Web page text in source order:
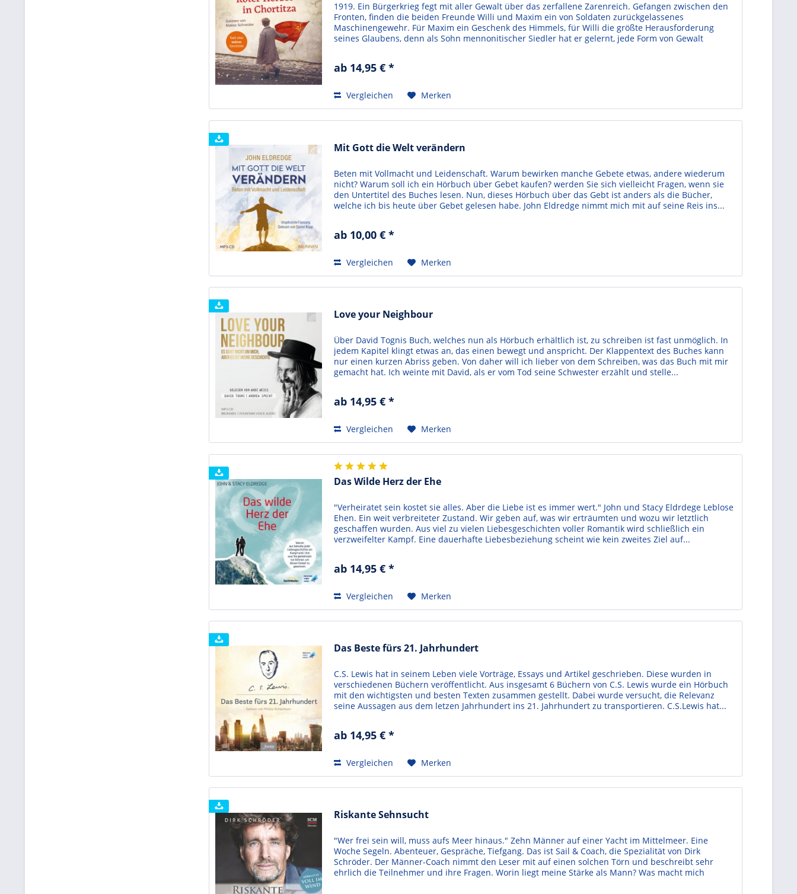
1919. Ein Bürgerkrieg fegt mit aller Gewalt über das zerfallene Zarenreich. Gefangen zwischen den
Fronten, finden die beiden Freunde Willi und Maxim ein von Soldaten zurückgelassenes
Maschinengewehr. Für Maxim ein Geschenk des Himmels, für Willi die größte Herausforderung
seines Glaubens, denn als Sohn mennonitischer Siedler hat er gelernt, jede Form von Gewalt
ab 14,95 € *
Vergleichen Merken
Mit Gott die Welt verändern
Beten mit Vollmacht und Leidenschaft. Warum bewirken manche Gebete etwas, andere wiederum
nicht? Warum soll ich ein Hörbuch über Gebet kaufen? werden Sie sich vielleicht Fragen, wenn sie
den Untertitel des Buches lesen. Nun, dieses Hörbuch über das Gebt ist anders als die Bücher,
welche ich bis heute über Gebet gelesen habe. John Eldredge nimmt mich mit auf seine Reis ins...
ab 10,00 € *
Vergleichen Merken
Love your Neighbour
Über David Tognis Buch, welches nun als Hörbuch erhältlich ist, zu schreiben ist fast unmöglich. In
jedem Kapitel klingt etwas an, das einen bewegt und anspricht. Der Klappentext des Buches kann
nur einen kurzen Abriss geben. Von daher will ich lieber von dem Schreiben, was das Buch mit mir
gemacht hat. Ich weinte mit David, als er vom Tod seine Schwester erzählt und stelle...
ab 14,95 € *
Vergleichen Merken
Das Wilde Herz der Ehe
"Verheiratet sein kostet sie alles. Aber die Liebe ist es immer wert." John und Stacy Eldrdege Leblose
Ehen. Ein weit verbreiteter Zustand. Wir geben auf, was wir erträumten und wozu wir letztlich
geschaffen wurden. Aus viel zu vielen Liebesgeschichten voller Romantik wird schließlich ein
verzweifelter Kampf. Eine dauerhafte Liebesbeziehung scheint wie kein zweites Ziel auf...
ab 14,95 € *
Vergleichen Merken
Das Beste fürs 21. Jahrhundert
C.S. Lewis hat in seinem Leben viele Vorträge, Essays und Artikel geschrieben. Diese wurden in
verschiedenen Büchern veröffentlicht. Aus insgesamt 6 Büchern von C.S. Lewis wurde ein Hörbuch
mit den wichtigsten und besten Texten zusammen gestellt. Dabei wurde versucht, die Relevanz
seine Aussagen aus dem letzen Jahrhundert ins 21. Jahrhundert zu transportieren. C.S.Lewis hat...
ab 14,95 € *
Vergleichen Merken
Riskante Sehnsucht
"Wer frei sein will, muss aufs Meer hinaus." Zehn Männer auf einer Yacht im Mittelmeer. Eine
Woche Segeln. Abenteuer, Gespräche, Tiefgang. Das ist Sail & Coach, die Spezialität von Dirk
Schröder. Der Männer-Coach nimmt den Leser mit auf einen solchen Törn und beschreibt sehr
ehrlich die Teilnehmer und ihre Fragen. Worin liegt meine Stärke als Mann? Was macht mich